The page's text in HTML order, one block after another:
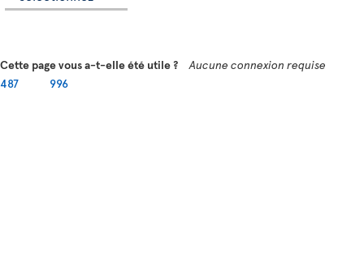
Cette page vous a-t-elle été utile ?
Aucune connexion requise
487
996